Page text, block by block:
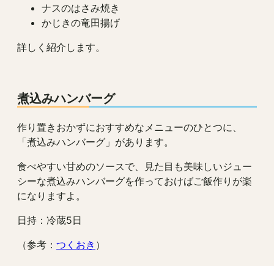
ナスのはさみ焼き
かじきの竜田揚げ
詳しく紹介します。
煮込みハンバーグ
作り置きおかずにおすすめなメニューのひとつに、
「煮込みハンバーグ」があります。
食べやすい甘めのソースで、見た目も美味しいジュー
シーな煮込みハンバーグを作っておけばご飯作りが楽
になりますよ。
日持：冷蔵5日
（参考： つくおき ）